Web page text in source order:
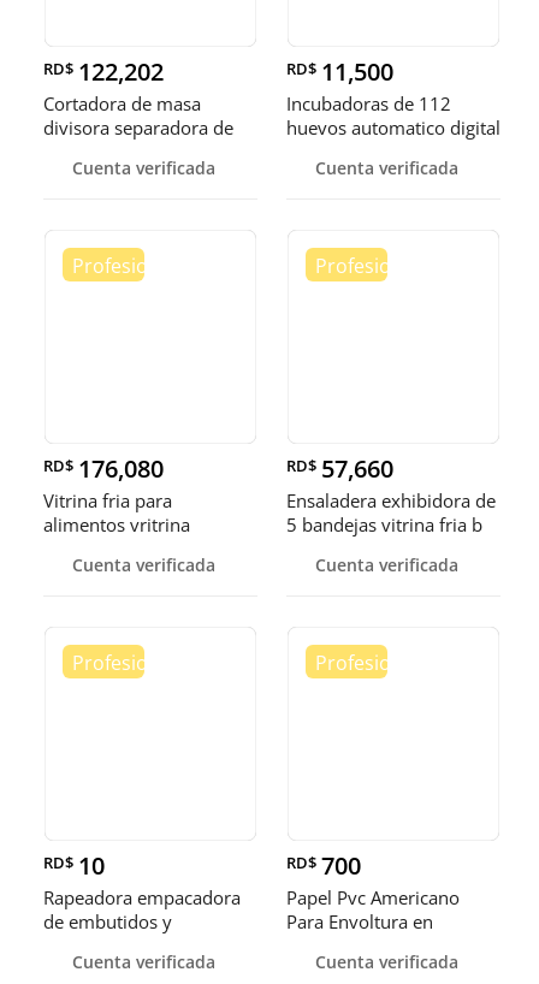
RD$ 122,202
Cortadora de masa
divisora separadora de
Cuenta verificada
RD$ 11,500
Incubadoras de 112
huevos automatico digital
Cuenta verificada
RD$ 176,080
Vitrina fria para
alimentos vritrina
Cuenta verificada
RD$ 57,660
Ensaladera exhibidora de
5 bandejas vitrina fria b
Cuenta verificada
RD$ 10
Rapeadora empacadora
de embutidos y
Cuenta verificada
RD$ 700
Papel Pvc Americano
Para Envoltura en
pulgadas
Cuenta verificada